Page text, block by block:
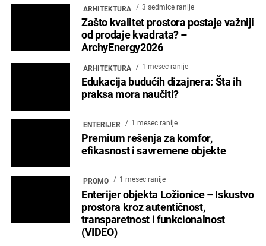
ARHITEKTURA 3 sedmice ranije
Zašto kvalitet prostora postaje važniji
od prodaje kvadrata? –
ArchyEnergy2026
ARHITEKTURA 1 mesec ranije
Edukacija budućih dizajnera: Šta ih
praksa mora naučiti?
ENTERIJER 1 mesec ranije
Premium rešenja za komfor,
efikasnost i savremene objekte
PROMO 1 mesec ranije
Enterijer objekta Ložionice – Iskustvo
prostora kroz autentičnost,
transparetnost i funkcionalnost
(VIDEO)